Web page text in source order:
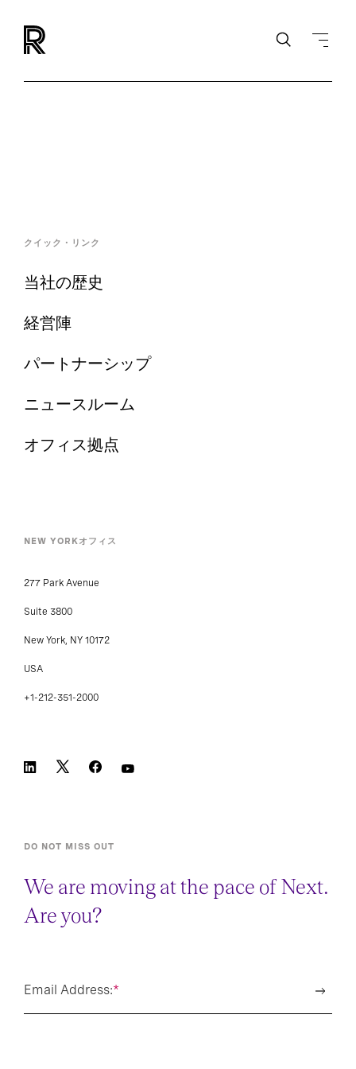
クイック・リンク
当社の歴史
経営陣
パートナーシップ
ニュースルーム
オフィス拠点
NEW YORKオフィス
277 Park Avenue
Suite 3800
New York, NY 10172
USA
+1-212-351-2000
DO NOT MISS OUT
We are moving at the pace of Next.
Are you?
*
Email Address: